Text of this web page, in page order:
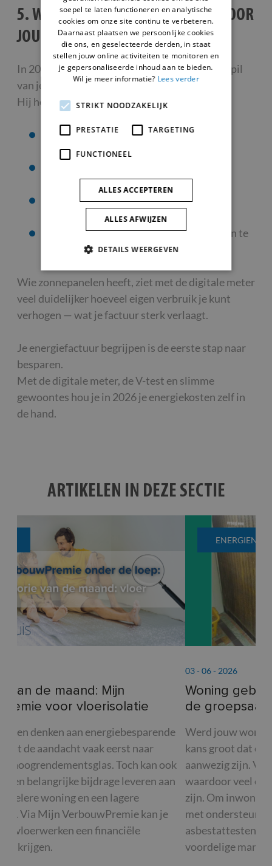
5. WAT KAN DE DIGITALE METER VOOR
JOU BETEKENEN?
In 2026 wordt de digitale meter nog meer de spil
van je energiefactuur.
Hij helpt je om:
je piekverbruik te volgen
sluimerverbruik op te sporen
een batterij of zonnepanelen efficiënter in te
Wie zonnepanelen heeft, ziet met de digitale meter
veel duidelijker hoeveel eigen verbruik je kunt
verhogen — wat je factuur sterk verlaagt.
Je energiefactuur begrijpen is de eerste stap naar
besparen.
Met de digitale meter, de V-test en slimme
gewoontes hou je in 2026 je energiekosten zelf in
de hand.
ARTIKELEN IN DEZE SECTIE
ENERGIENIEUWS
Woning gebouwd vóór 2001? Ontdek
de groepsaankoop asbestattesten!
Werd jouw woning gebouwd voor 2001? Dan is de
kans groot dat er nog asbesthoudende materialen
aanwezig zijn. Vaak zijn die niet meteen zichtbaar,
waardoor veel eigenaars zich daar niet van bewust
zijn. Om inwoners te helpen organiseert SOLVA,
met ondersteuning van OVAM, een groepsaankoop
asbestattesten. Zo kan je op een eenvoudige en
voordelige manier […]
De
soepel te laten functioneren en analytische
cookies om onze site continu te verbeteren.
Daarnaast plaatsen we persoonlijke cookies
die ons, en geselecteerde derden, in staat
stellen jouw online activiteiten te monitoren en
je gepersonaliseerde inhoud aan te bieden.
Wil je meer informatie? Lees verder
STRIKT NOODZAKELIJK
PRESTATIE TARGETING
FUNCTIONEEL
ALLES ACCEPTEREN
ALLES AFWIJZEN
DETAILS WEERGEVEN